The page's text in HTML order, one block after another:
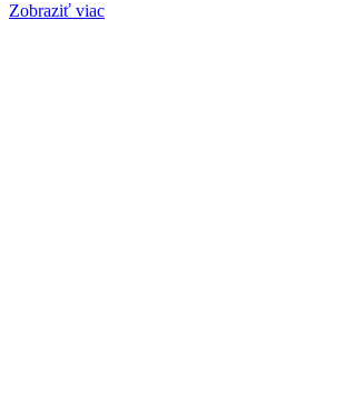
Zobraziť viac